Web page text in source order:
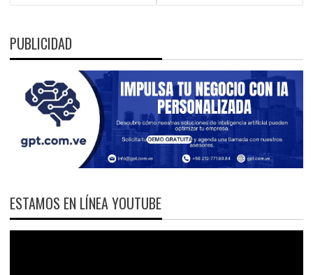
PUBLICIDAD
ESTAMOS EN LÍNEA YOUTUBE